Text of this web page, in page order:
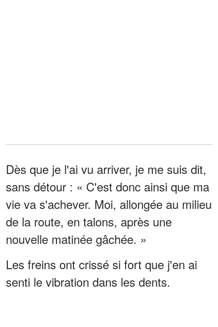
Dès que je l'ai vu arriver, je me suis dit,
sans détour : « C'est donc ainsi que ma
vie va s'achever. Moi, allongée au milieu
de la route, en talons, après une
nouvelle matinée gâchée. »
Les freins ont crissé si fort que j'en ai
senti le vibration dans les dents.